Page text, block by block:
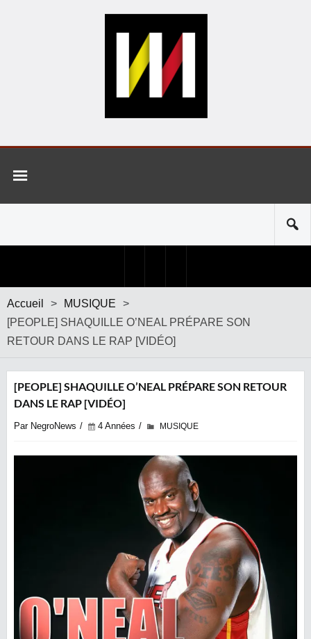
Accueil > MUSIQUE
>
[PEOPLE] SHAQUILLE O’NEAL PRÉPARE SON
RETOUR DANS LE RAP [VIDÉO]
[PEOPLE] SHAQUILLE O’NEAL PRÉPARE SON RETOUR
DANS LE RAP [VIDÉO]
Par NegroNews 4 Années MUSIQUE